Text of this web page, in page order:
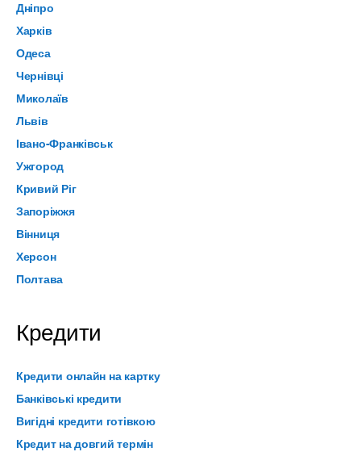
Дніпро
Харків
Одеса
Чернівці
Миколаїв
Львів
Івано-Франківськ
Ужгород
Кривий Ріг
Запоріжжя
Вінниця
Херсон
Полтава
Кредити
Кредити онлайн на картку
Банківські кредити
Вигідні кредити готівкою
Кредит на довгий термін